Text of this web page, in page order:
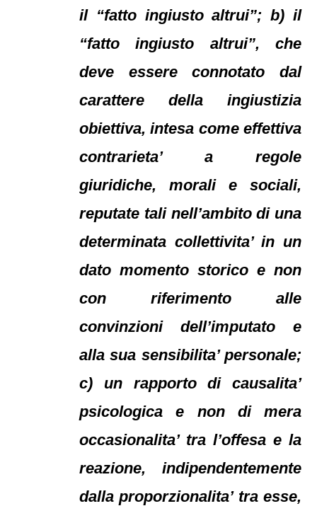
il “fatto ingiusto altrui”; b) il
“fatto ingiusto altrui”, che
deve essere connotato dal
carattere della ingiustizia
obiettiva, intesa come effettiva
contrarieta’ a regole
giuridiche, morali e sociali,
reputate tali nell’ambito di una
determinata collettivita’ in un
dato momento storico e non
con riferimento alle
convinzioni dell’imputato e
alla sua sensibilita’ personale;
c) un rapporto di causalita’
psicologica e non di mera
occasionalita’ tra l’offesa e la
reazione, indipendentemente
dalla proporzionalita’ tra esse,